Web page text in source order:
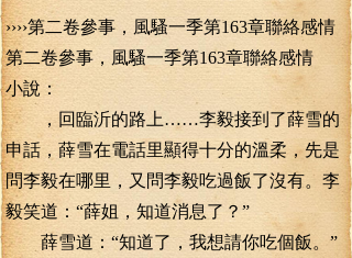
››››第二卷參事，風騷一季第163章聯絡感情
第二卷參事，風騷一季第163章聯絡感情
小說：
，回臨沂的路上……李毅接到了薛雪的
申話，薛雪在電話里顯得十分的溫柔，先是
問李毅在哪里，又問李毅吃過飯了沒有。李
毅笑道：“薛姐，知道消息了？”
薛雪道：“知道了，我想請你吃個飯。”